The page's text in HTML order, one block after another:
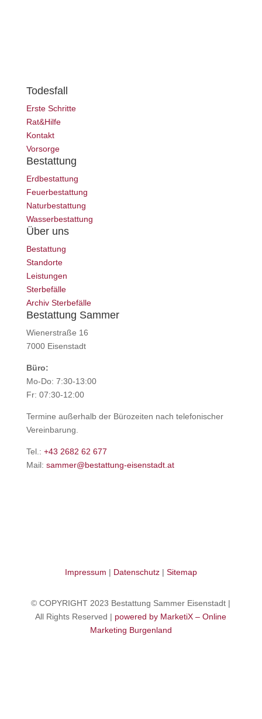
Todesfall
Erste Schritte
Rat&Hilfe
Kontakt
Vorsorge
Bestattung
Erdbestattung
Feuerbestattung
Naturbestattung
Wasserbestattung
Über uns
Bestattung
Standorte
Leistungen
Sterbefälle
Archiv Sterbefälle
Bestattung Sammer
Wienerstraße 16
7000 Eisenstadt
Büro:
Mo-Do: 7:30-13:00
Fr: 07:30-12:00
Termine außerhalb der Bürozeiten nach telefonischer
Vereinbarung.
Tel.: +43 2682 62 677
Mail: sammer@bestattung-eisenstadt.at
Impressum | Datenschutz| Sitemap
© COPYRIGHT 2023 Bestattung Sammer Eisenstadt |
All Rights Reserved | powered by MarketiX – Online
Marketing Burgenland